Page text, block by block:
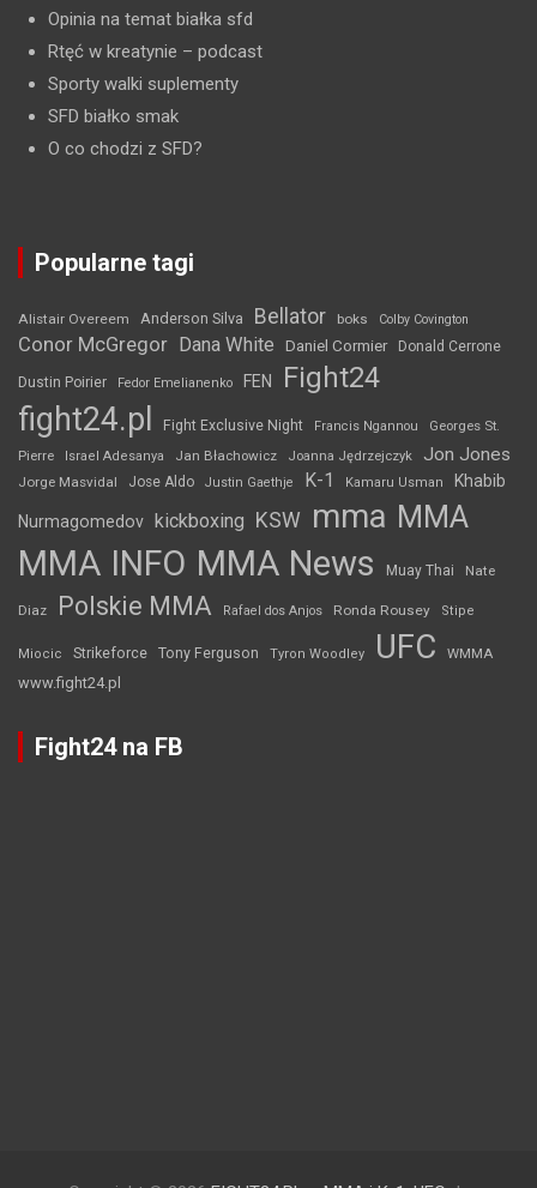
Opinia na temat białka sfd
Rtęć w kreatynie – podcast
Sporty walki suplementy
SFD białko smak
O co chodzi z SFD?
Popularne tagi
Alistair Overeem Anderson Silva Bellator boks Colby Covington
Conor McGregor Dana White Daniel Cormier Donald Cerrone
Dustin Poirier Fedor Emelianenko FEN Fight24
fight24.pl Fight Exclusive Night Francis Ngannou
Georges St.
Pierre
Israel Adesanya Jan Błachowicz Joanna Jędrzejczyk Jon Jones
Jorge Masvidal Jose Aldo Justin Gaethje K-1 Kamaru Usman Khabib
Nurmagomedov kickboxing KSW mma MMA
MMA INFO MMA News Muay Thai Nate
Diaz Polskie MMA Rafael dos Anjos Ronda Rousey Stipe
Miocic Strikeforce Tony Ferguson Tyron Woodley UFC WMMA
www.fight24.pl
Fight24 na FB